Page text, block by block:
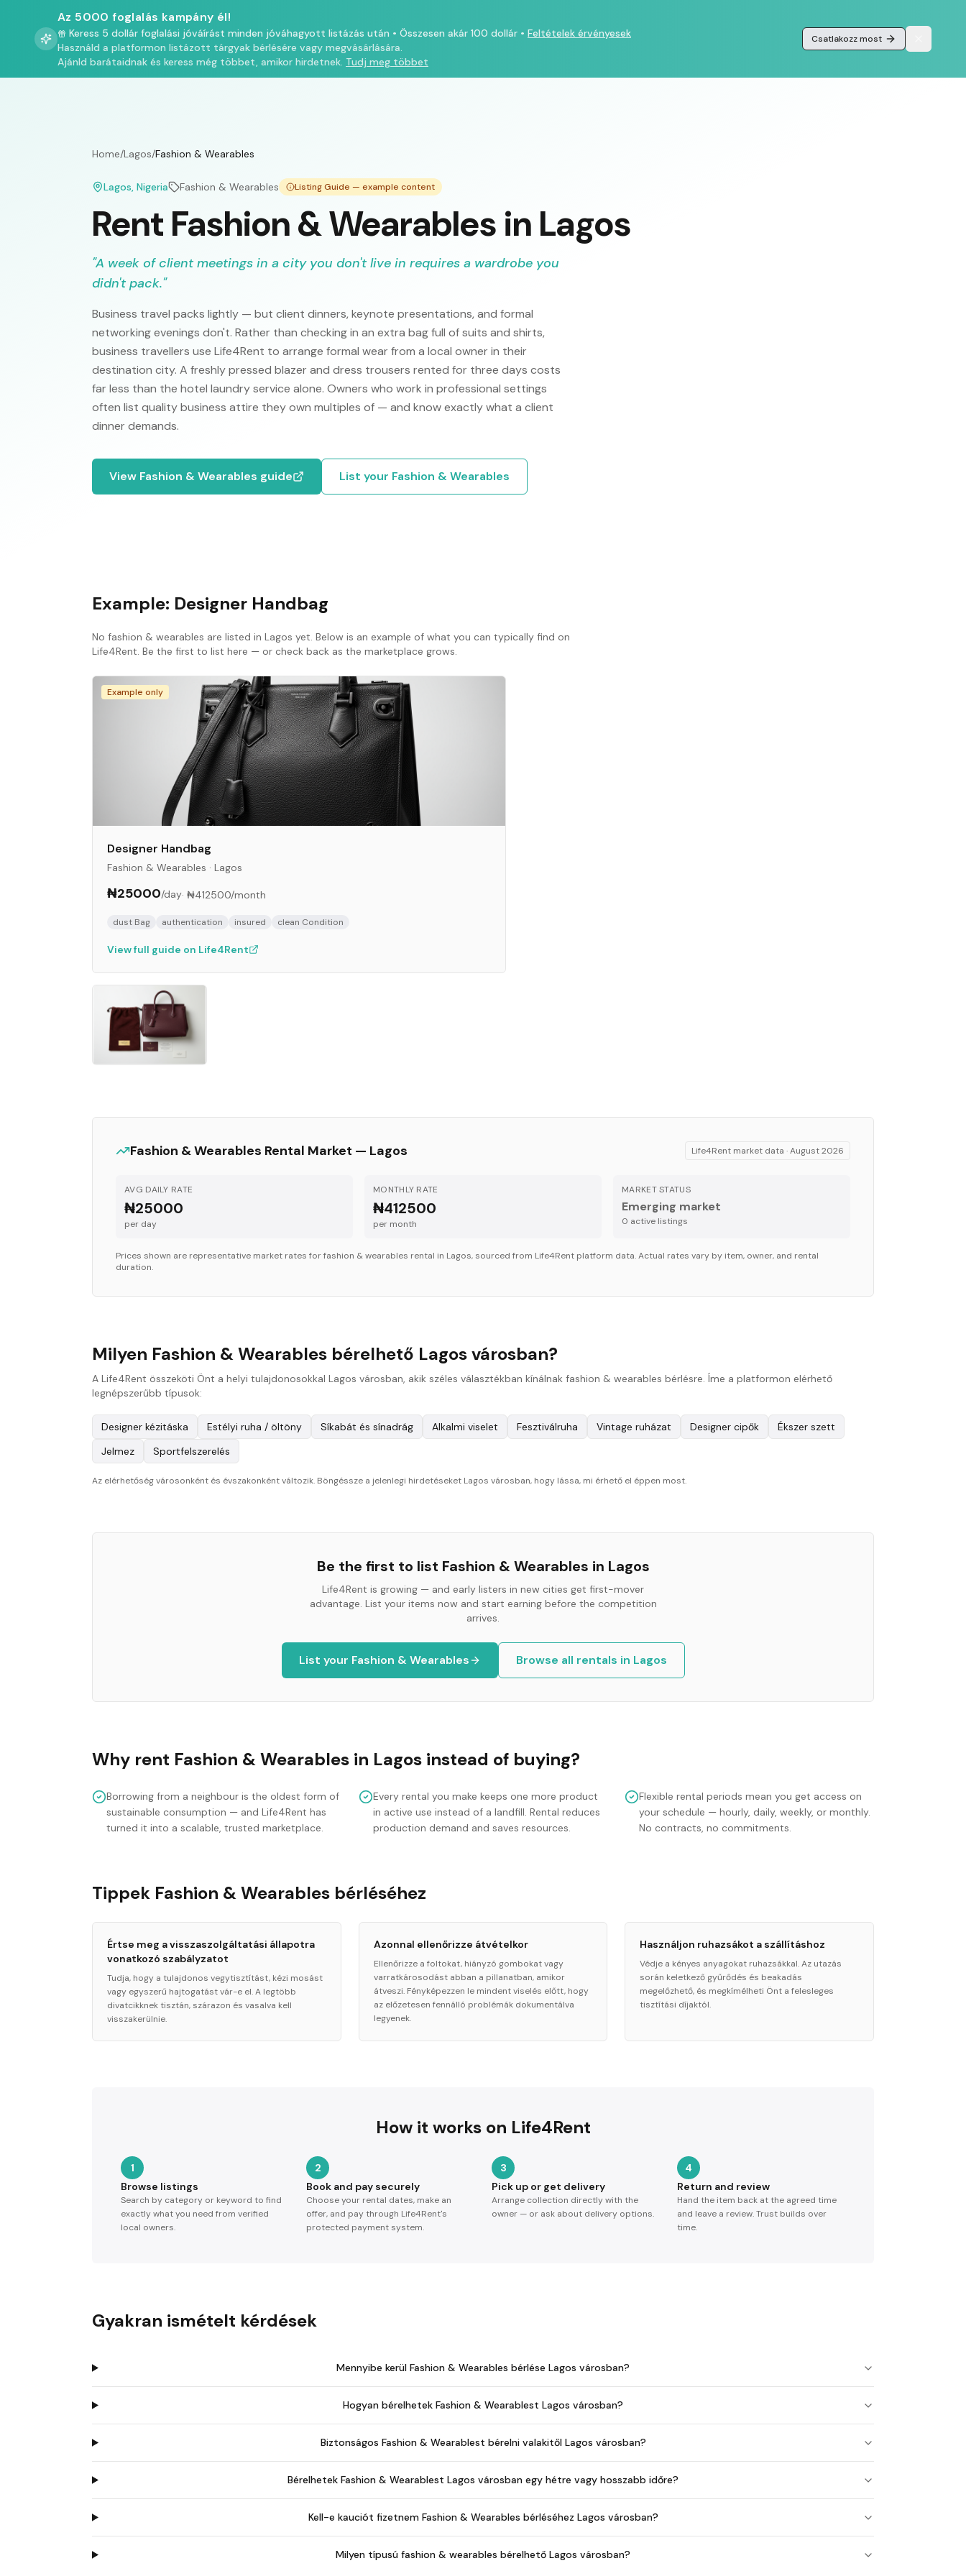
Az 5000 foglalás kampány él!
Keress 5 dollár foglalási jóváírást minden jóváhagyott listázás után • Összesen akár 100 dollár • Feltételek érvényesek
Használd a platformon listázott tárgyak bérlésére vagy megvásárlására.
Ajánld barátaidnak és keress még többet, amikor hirdetnek. Tudj meg többet
Csatlakozz most
Home/Lagos/Fashion & Wearables
Lagos, Nigeria Fashion & Wearables Listing Guide — example content
Rent Fashion & Wearables in Lagos
"A week of client meetings in a city you don't live in requires a wardrobe you
didn't pack."
Business travel packs lightly — but client dinners, keynote presentations, and formal
networking evenings don't. Rather than checking in an extra bag full of suits and shirts,
business travellers use Life4Rent to arrange formal wear from a local owner in their
destination city. A freshly pressed blazer and dress trousers rented for three days costs
far less than the hotel laundry service alone. Owners who work in professional settings
often list quality business attire they own multiples of — and know exactly what a client
dinner demands.
View Fashion & Wearables guide List your Fashion & Wearables
Example: Designer Handbag
No fashion & wearables are listed in Lagos yet. Below is an example of what you can typically find on
Life4Rent. Be the first to list here — or check back as the marketplace grows.
Example only
Designer Handbag
Fashion & Wearables · Lagos
₦25000/day· ₦412500/month
dust Bag authentication insured clean Condition
View full guide on Life4Rent
Fashion & Wearables Rental Market — Lagos Life4Rent market data ·August 2026
AVG DAILY RATE
₦25000
per day
MONTHLY RATE
₦412500
per month
MARKET STATUS
Emerging market
0 active listings
Prices shown are representative market rates forfashion & wearables rental in Lagos, sourced from Life4Rent platform data. Actual rates vary by item, owner, and rental
duration.
Milyen Fashion & Wearables bérelhető Lagos városban?
A Life4Rent összeköti Önt a helyi tulajdonosokkal Lagos városban, akik széles választékban kínálnak fashion & wearables bérlésre. Íme a platformon elérhető
legnépszerűbb típusok:
Designer kézitáska Estélyi ruha / öltöny Síkabát és sínadrág Alkalmi viselet Fesztiválruha Vintage ruházat Designer cipők
Ékszer szett
Jelmez
Sportfelszerelés
Az elérhetőség városonként és évszakonként változik. Böngéssze a jelenlegi hirdetéseket Lagos városban, hogy lássa, mi érhető el éppen most.
Be the first to list Fashion & Wearables in Lagos
Life4Rent is growing — and early listers in new cities get first-mover
advantage. List your items now and start earning before the competition
arrives.
List your Fashion & Wearables Browse all rentals in Lagos
Why rent Fashion & Wearables in Lagos instead of buying?
Borrowing from a neighbour is the oldest form of
sustainable consumption — and Life4Rent has
turned it into a scalable, trusted marketplace.
Every rental you make keeps one more product
in active use instead of a landfill. Rental reduces
production demand and saves resources.
Flexible rental periods mean you get access on
your schedule — hourly, daily, weekly, or monthly.
No contracts, no commitments.
Tippek Fashion & Wearables bérléséhez
Értse meg a visszaszolgáltatási állapotra
vonatkozó szabályzatot
Tudja, hogy a tulajdonos vegytisztítást, kézi mosást
vagy egyszerű hajtogatást vár-e el. A legtöbb
divatcikknek tisztán, szárazon és vasalva kell
visszakerülnie.
Azonnal ellenőrizze átvételkor
Ellenőrizze a foltokat, hiányzó gombokat vagy
varratkárosodást abban a pillanatban, amikor
átveszi. Fényképezzen le mindent viselés előtt, hogy
az előzetesen fennálló problémák dokumentálva
legyenek.
Használjon ruhazsákot a szállításhoz
Védje a kényes anyagokat ruhazsákkal. Az utazás
során keletkező gyűrődés és beakadás
megelőzhető, és megkímélheti Önt a felesleges
tisztítási díjaktól.
How it works on Life4Rent
1
Browse listings
Search by category or keyword to find
exactly what you need from verified
local owners.
2
Book and pay securely
Choose your rental dates, make an
offer, and pay through Life4Rent's
protected payment system.
3
Pick up or get delivery
Arrange collection directly with the
owner — or ask about delivery options.
4
Return and review
Hand the item back at the agreed time
and leave a review. Trust builds over
time.
Gyakran ismételt kérdések
Mennyibe kerül Fashion & Wearables bérlése Lagos városban?
Hogyan bérelhetek Fashion & Wearablest Lagos városban?
Biztonságos Fashion & Wearablest bérelni valakitől Lagos városban?
Bérelhetek Fashion & Wearablest Lagos városban egy hétre vagy hosszabb időre?
Kell-e kauciót fizetnem Fashion & Wearables bérléséhez Lagos városban?
Milyen típusú fashion & wearables bérelhető Lagos városban?